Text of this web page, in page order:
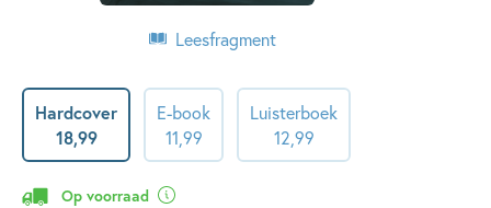
Leesfragment
Hardcover
18,99
E-book
11,99
Luisterboek
12,99
Op voorraad